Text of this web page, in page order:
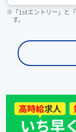
※「1stエントリー」と
す。